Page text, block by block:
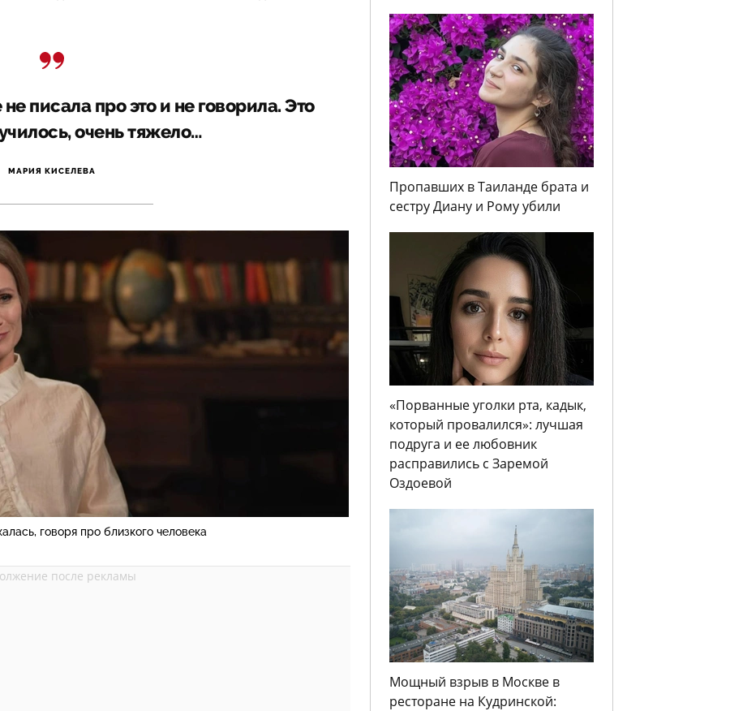
писала про это и не говорила. Это
очень тяжело…
МАРИЯ КИСЕЛЕВА
говоря про близкого человека
Пропавших в Таиланде брата и
сестру Диану и Рому убили
«Порванные уголки рта, кадык,
который провалился»: лучшая
подруга и ее любовник
расправились с Заремой
Оздоевой
Мощный взрыв в Москве в
ресторане на Кудринской: